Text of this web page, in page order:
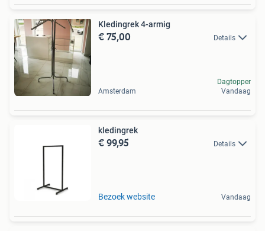
Kledingrek 4-armig
€ 75,00 Details
Amsterdam
Dagtopper
Vandaag
kledingrek
€ 99,95 Details
Bezoek website Vandaag